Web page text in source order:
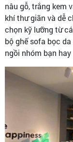
nâu gỗ, trắng kem
khí thư giãn và dễ
chọn kỹ lưỡng từ
bộ ghế sofa bọc
ngồi nhóm bạn